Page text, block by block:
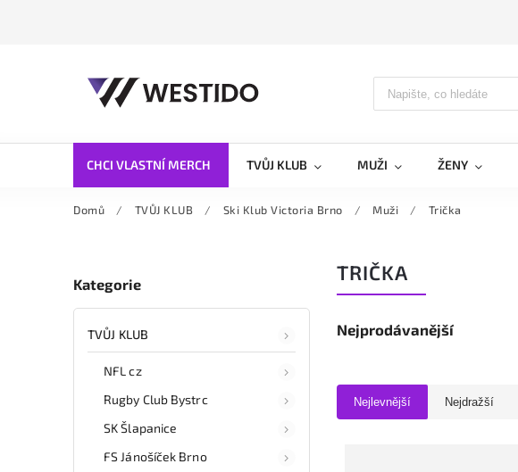
CHCI VLASTNÍ MERCH TVŮJ KLUB MUŽI ŽENY
Domů / TVŮJ KLUB / Ski Klub Victoria Brno / Muži / Trička
Kategorie
TVŮJ KLUB
NFL cz
Rugby Club Bystrc
SK Šlapanice
FS Jánošíček Brno
TRIČKA
Nejprodávanější
Nejlevnější Nejdražší